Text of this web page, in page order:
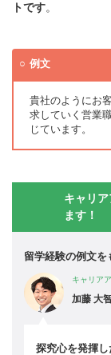
トです。
例文
貴社のようにお
求していく営業
じています。
キャリ
ます！
留学経験の例文を
キャリア
加藤 大
探究心を発揮し